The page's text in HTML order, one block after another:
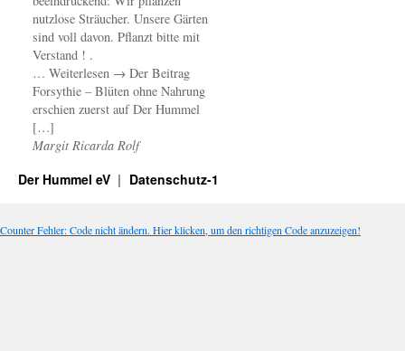
nutzlose Sträucher. Unsere Gärten
sind voll davon. Pflanzt bitte mit
Verstand ! .
… Weiterlesen → Der Beitrag
Forsythie – Blüten ohne Nahrung
erschien zuerst auf Der Hummel
[…]
Margit Ricarda Rolf
Der Hummel eV Datenschutz-1
Counter Fehler: Code nicht ändern. Hier klicken, um den richtigen Code anzuzeigen!